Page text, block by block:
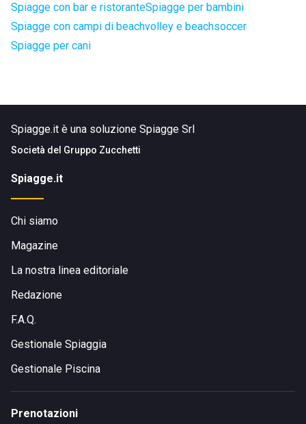
Spiagge con bar e ristoranteSpiagge per bambini
Spiagge con campi di beachvolley e beachsoccer
Spiagge per cani
Spiagge.it è una soluzione Spiagge Srl
Società del Gruppo Zucchetti
Spiagge.it
Chi siamo
Magazine
La nostra linea editoriale
Redazione
F.A.Q.
Gestionale Spiaggia
Gestionale Piscina
Prenotazioni